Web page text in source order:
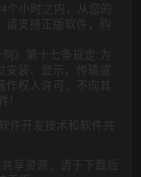
小时之内，从您的
支持正版软件，购
》第十七条规定:为
安装、显示、传输或
权人许可，不向其
!
件开发技术和软件共
享资源，请于下载后